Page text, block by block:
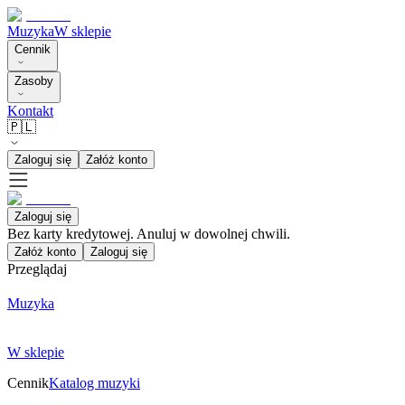
MuzykaW sklepie
Cennik
Zasoby
Kontakt
🇵🇱
Zaloguj się Załóż konto
Zaloguj się
Bez karty kredytowej. Anuluj w dowolnej chwili.
Załóż konto Zaloguj się
Przeglądaj
Muzyka
W sklepie
CennikKatalog muzyki